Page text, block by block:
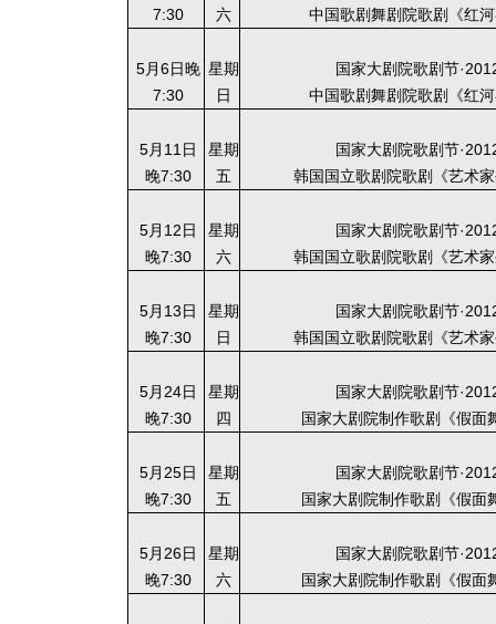
7:30
六
中国歌剧舞剧院歌剧《红
5月6日晚
7:30
星期
日
国家大剧院歌剧节
中国歌剧舞剧院歌剧《红
5月11日
晚7:30
星期
五
国家大剧院歌剧节
韩国国立歌剧院歌剧《艺术
5月12日
晚7:30
星期
六
国家大剧院歌剧节
韩国国立歌剧院歌剧《艺术
5月13日
晚7:30
星期
日
国家大剧院歌剧节
韩国国立歌剧院歌剧《艺术
5月24日
晚7:30
星期
四
国家大剧院歌剧节
国家大剧院制作歌剧《假面
5月25日
晚7:30
星期
五
国家大剧院歌剧节
国家大剧院制作歌剧《假面
5月26日
晚7:30
星期
六
国家大剧院歌剧节
国家大剧院制作歌剧《假面